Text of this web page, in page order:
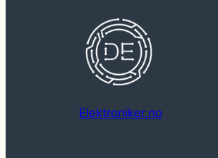
Elektroniker.no